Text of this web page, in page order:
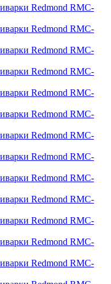
Redmond RMC-
Redmond RMC-
Redmond RMC-
Redmond RMC-
Redmond RMC-
Redmond RMC-
Redmond RMC-
Redmond RMC-
Redmond RMC-
Redmond RMC-
Redmond RMC-
Redmond RMC-
Redmond RMC-